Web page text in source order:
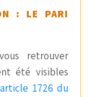
: LE PARI
retrouver
été visibles
1726 du